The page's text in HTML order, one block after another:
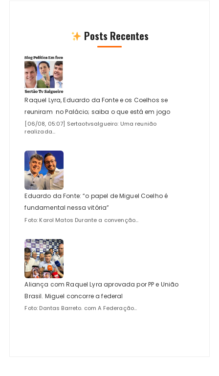
Posts Recentes
Raquel Lyra, Eduardo da Fonte e os Coelhos se
reuniram no Palácio; saiba o que está em jogo
[06/08, 05:07] Sertaotvsalgueiro: Uma reunião
realizada...
Eduardo da Fonte: “o papel de Miguel Coelho é
fundamental nessa vitória”
Foto: Karol Matos Durante a convenção...
Aliança com Raquel Lyra aprovada por PP e União
Brasil. Miguel concorre a federal
Foto: Dantas Barreto. com A Federação...